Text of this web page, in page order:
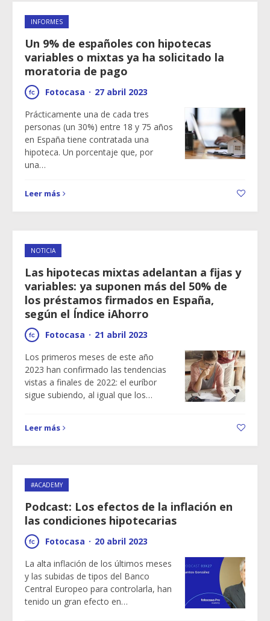
INFORMES
Un 9% de españoles con hipotecas
variables o mixtas ya ha solicitado la
moratoria de pago
Fotocasa · 27 abril 2023
Prácticamente una de cada tres
personas (un 30%) entre 18 y 75 años
en España tiene contratada una
hipoteca. Un porcentaje que, por
una…
Leer más
NOTICIA
Las hipotecas mixtas adelantan a fijas y
variables: ya suponen más del 50% de
los préstamos firmados en España,
según el Índice iAhorro
Fotocasa · 21 abril 2023
Los primeros meses de este año
2023 han confirmado las tendencias
vistas a finales de 2022: el euríbor
sigue subiendo, al igual que los…
Leer más
#ACADEMY
Podcast: Los efectos de la inflación en
las condiciones hipotecarias
Fotocasa · 20 abril 2023
La alta inflación de los últimos meses
y las subidas de tipos del Banco
Central Europeo para controlarla, han
tenido un gran efecto en…